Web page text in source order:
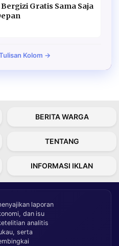
Gratis Sama Saja
Kolom →
BERITA WARGA
TENTANG
INFORMASI IKLAN
laporan
dan isu
analitis
serta